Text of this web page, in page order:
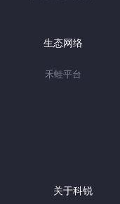
生态网络
禾蛙平台
关于科锐